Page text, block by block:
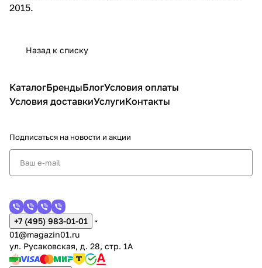
2015.
Назад к списку
КаталогБрендыБлогУсловия оплаты
Условия доставкиУслугиКонтакты
Подписаться на новости и акции
+7 (495) 983-01-01
01@magazin01.ru
ул. Русаковская, д. 28, стр. 1А